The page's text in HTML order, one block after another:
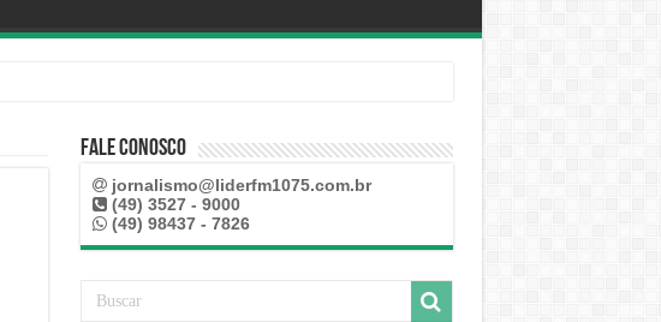
Fale Conosco
jornalismo@liderfm1075.com.br
(49) 3527 - 9000
(49) 98437 - 7826